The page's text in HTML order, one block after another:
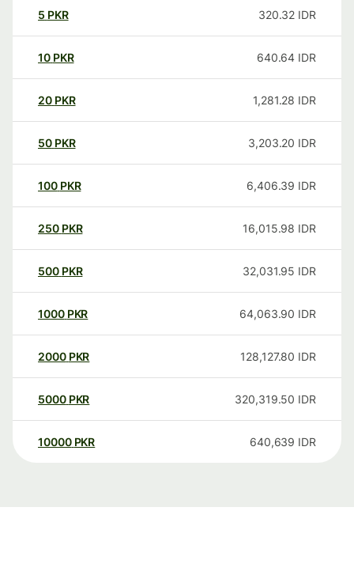
5 PKR 320.32 IDR
10 PKR 640.64 IDR
20 PKR 1,281.28 IDR
50 PKR 3,203.20 IDR
100 PKR 6,406.39 IDR
250 PKR 16,015.98 IDR
500 PKR 32,031.95 IDR
1000 PKR 64,063.90 IDR
2000 PKR 128,127.80 IDR
5000 PKR 320,319.50 IDR
10000 PKR 640,639 IDR